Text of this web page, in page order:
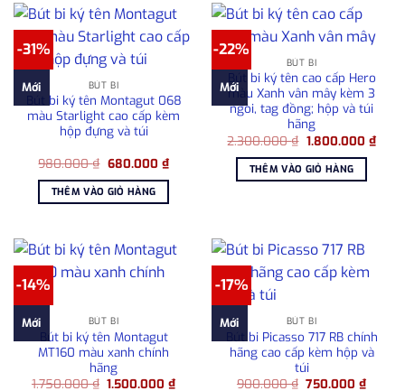
-31%
Mới BÚT BI
Bút bi ký tên Montagut 068
màu Starlight cao cấp kèm
hộp đựng và túi
980.000₫ Giá
là:
980.000 ₫.
680.000 ₫Giá
hiện
680.000 ₫.
THÊM VÀO GIỎ HÀNG
-22%
Mới
BÚT BI
Bút bi ký tên cao cấp Hero
màu Xanh vân mây kèm 3
ngòi, tag đồng; hộp và túi
hãng
2.300.000₫ Giá
là:
2.300.000 ₫.
1.800.000 ₫Giá
hiện
THÊM VÀO GIỎ HÀNG
-14%
Mới BÚT BI
Bút bi ký tên Montagut
MT160 màu xanh chính
hãng
1.750.000₫ Giá
1.500.000₫Giá
-17%
Mới BÚT BI
Bút bi Picasso 717 RB chính
hãng cao cấp kèm hộp và
túi
900.000₫ Giá
750.000₫Giá